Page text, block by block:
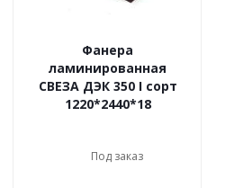
Фанера
ламинированная
СВЕЗА ДЭК 350 I сорт
1220*2440*18
Под заказ